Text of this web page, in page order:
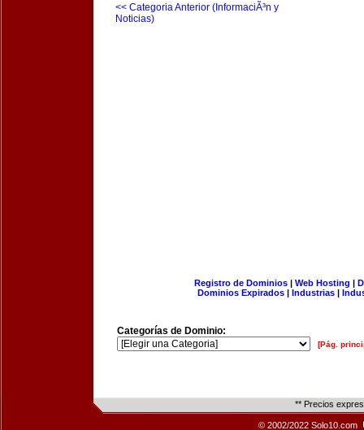
<< Categoria Anterior (InformaciÃ³n y
Noticias)
Registro de Dominios| Web Hosting |
Dominios Expirados | Industrias |
Categorías de Dominio:
[Pág.
** Precios
© 2002/2022 Solo10.com